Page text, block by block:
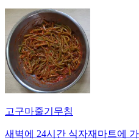
고구마줄기무침
새벽에 24시간 식자재마트에